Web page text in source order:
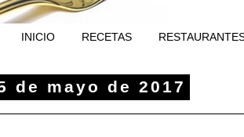
INICIO RECETAS
de mayo de 2017